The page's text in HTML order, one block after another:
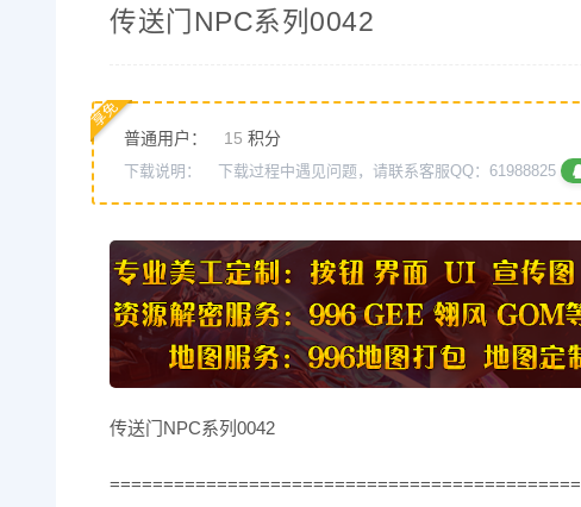
传送门NPC系列0042
普通用户： 15 积分
享免
下载说明： 下载过程中遇见问题，请联系客服QQ：61988825
传送门NPC系列0042
============================================